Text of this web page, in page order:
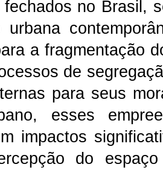
fechados no Brasil,
urbana
a fragmentação
de
para seus
esses
impactos
do espaço